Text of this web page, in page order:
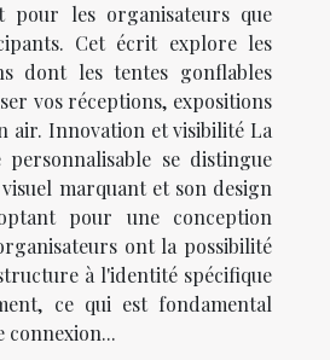
pour les organisateurs que
Cet écrit explore les
dont les tentes gonflables
vos réceptions, expositions
air. Innovation et visibilité La
se distingue
marquant et son design
pour une conception
ont la possibilité
à l'identité spécifique
ce qui est fondamental
connexion...